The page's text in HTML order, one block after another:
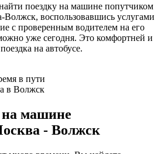
поездку на машине попутчиком
Волжск, воспользовавшись услугами
с проверенным водителем на его
уже сегодня. Это комфортней и
на автобусе.
в пути
в Волжск
на машине
- Волжск